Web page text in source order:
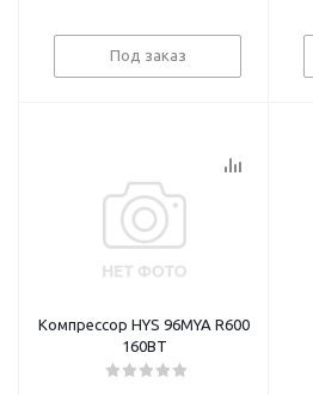
Под заказ
Компрессор HYS 96MYA R600
160BT